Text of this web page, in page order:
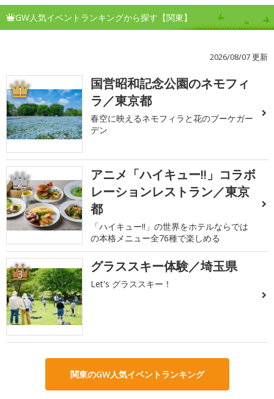
GW人気イベントランキングから探す【関東】
2026/08/07 更新
1
国営昭和記念公園のネモフィ
ラ／東京都
春空に映えるネモフィラと花のブーケガー
デン
2
アニメ「ハイキュー!!」コラボ
レーションレストラン／東京
都
「ハイキュー!!」の世界をホテルならでは
の本格メニュー全76種で楽しめる
3 グラススキー体験／埼玉県
Let's グラススキー！
関東のGW人気イベントランキング